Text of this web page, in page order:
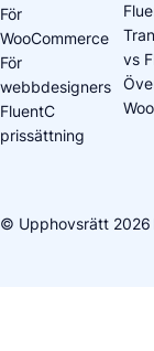
För
WooCommerce
För
webbdesigners
FluentC
prissättning
vs
© Upphovsrätt 2026